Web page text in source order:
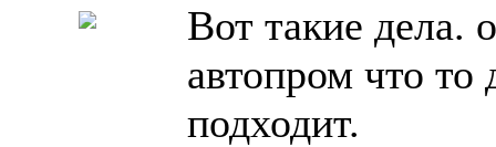
Вот такие дела.
автопром что то
подходит.